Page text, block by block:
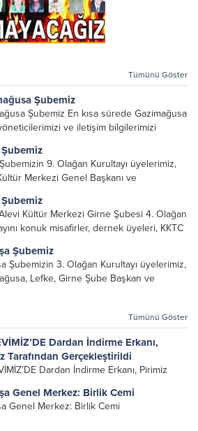
Tümünü Göster
Şubemiz
Şubemiz En kısa sürede Gazimağusa
ve iletişim bilgilerimizi
9. Olağan Kurultayı üyelerimiz,
Merkezi Genel Başkanı ve
ile gerçekleşti. Önceki dönemde görev
veren, katkı koyan cümle canların...
Kültür Merkezi Girne Şubesi 4. Olağan
konuk misafirler, dernek üyeleri, KKTC
kurulu, şube başkanları ve yönetim
katılımıyla gerçekleşti....
Şubemiz
Şubemizin 3. Olağan Kurultayı üyelerimiz,
Lefke, Girne Şube Başkan ve
katılımı ile gerçekleşti. Önceki
görev alan, emek veren, katkı koyan...
Tümünü Göster
Dardan İndirme Erkanı,
Tarafından Gerçekleştirildi
Dardan İndirme Erkanı, Pirimiz
Genel Başkanı Metin Kaya ve eşi Yeter
40 gün önce Hakka yürüyen babaları
Genel Merkez: Birlik Cemi
Genel Merkez: Birlik Cemi